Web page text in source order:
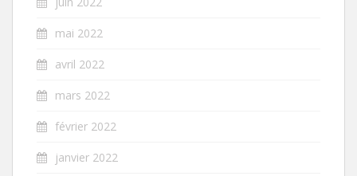
mai 2022
avril 2022
mars 2022
février 2022
janvier 2022